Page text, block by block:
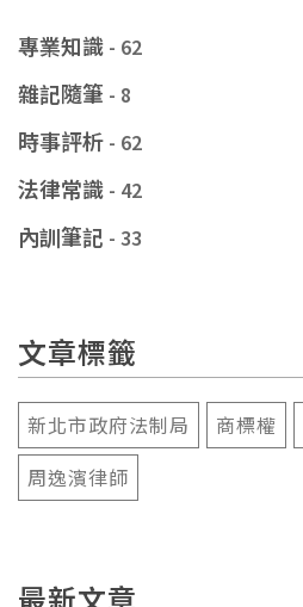
專業知識 - 62
雜記隨筆 - 8
時事評析 - 62
法律常識 - 42
內訓筆記 - 33
文章標籤
新北市政府法制局 商標權
周逸濱律師
最新文章